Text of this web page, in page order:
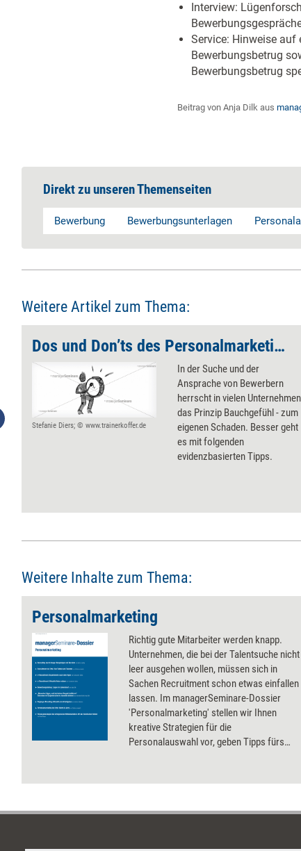
Interview:
Service: Hinweise auf
Bewerbungsbetrug
Bewerbungsbetrug
Beitrag von Anja Dilk aus
Direkt zu unseren Themenseiten
Bewerbung Bewerbungsunterlagen
Weitere Artikel zum Thema:
Dos und Don’ts des Personalmarketings
Stefanie Diers; © www.trainerkoffer.de
In der Suche und der
Ansprache von Bewerbern
herrscht in vielen Unternehmen
das Prinzip Bauchgefühl - zum
eigenen Schaden. Besser geht
es mit folgenden
evidenzbasierten Tipps.
Weitere Inhalte zum Thema:
Personalmarketing
Richtig gute Mitarbeiter werden knapp.
Unternehmen, die bei der Talentsuche nicht
leer ausgehen wollen, müssen sich in
Sachen Recruitment schon etwas einfallen
lassen. Im managerSeminare-Dossier
'Personalmarketing' stellen wir Ihnen
kreative Strategien für die
Personalauswahl vor, geben Tipps fürs